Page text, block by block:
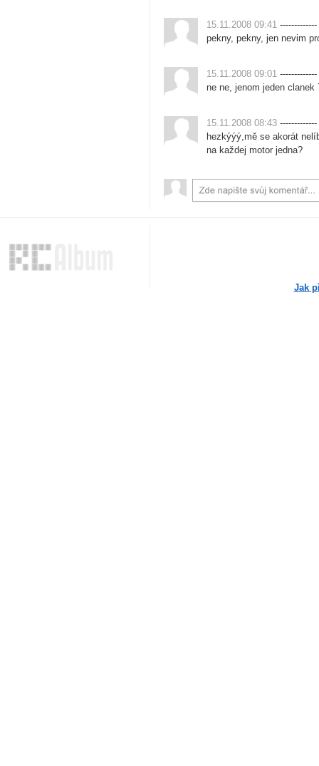
15.11.2008 09:41 -------------
pekny, pekny, jen nevim
15.11.2008 09:01 -------------
ne ne, jenom jeden
15.11.2008 08:43 -------------
hezkýýý,mě se akorát
na každej motor jedna?
Jak